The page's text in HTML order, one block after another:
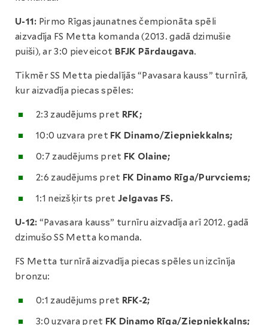
U-11: Pirmo Rīgas jaunatnes čempionāta spēli
aizvadīja FS Metta komanda (2013. gadā dzimušie
puiši), ar 3:0 pieveicot BFJK Pārdaugava.
Tikmēr SS Metta piedalījās “Pavasara kauss” turnīrā,
kur aizvadīja piecas spēles:
2:3 zaudējums pret RFK;
10:0 uzvara pret FK Dinamo/Ziepniekkalns;
0:7 zaudējums pret FK Olaine;
2:6 zaudējums pret FK Dinamo Rīga/Purvciems;
1:1 neizšķirts pret Jelgavas FS.
U-12: “Pavasara kauss” turnīru aizvadīja arī 2012. gadā
dzimušo SS Metta komanda.
FS Metta turnīrā aizvadīja piecas spēles un izcīnīja
bronzu:
0:1 zaudējums pret RFK-2;
3:0 uzvara pret FK Dinamo Rīga/Ziepniekkalns;